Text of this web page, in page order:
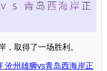
，取得了一场胜利。
沧州雄狮vs青岛西海岸正